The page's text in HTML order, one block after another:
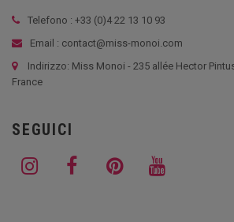
Telefono : +33 (0)4 22 13 10 93
Email : contact@miss-monoi.com
Indirizzo: Miss Monoi - 235 allée Hector
France
SEGUICI